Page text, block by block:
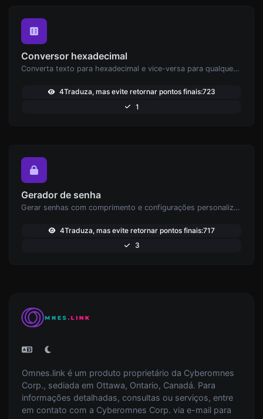
Conversor hexadecimal
Converta texto para hexadecimal e vice-versa para qualquer entrada de string.
4Traduza, mas evite retornar pontos finais:723
1
Gerador de senha
Gerar senhas com comprimento e configurações personalizadas.
4Traduza, mas evite retornar pontos finais:717
3
Omnes.link é um produto proprietário da Cyberomnes
Corp., sediada em Ottawa, Ontario, Canadá. Para
informações detalhadas, consultas ou serviços, entre
em contato com a Cyberomnes Corp. via e-mail para